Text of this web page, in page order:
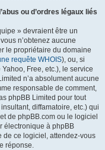
ou d’ordres légaux liés
» devraient être un
n’obtenez aucune
le propriétaire du domaine
requête WHOIS), ou, si
Free, etc.), le service
n’a absolument aucune
responsable de comment,
phpBB Limited pour tout
diffamatoire, etc.) qui
de phpBB.com ou le logiciel
électronique à phpBB
de ce logiciel, attendez-vous
réponse.